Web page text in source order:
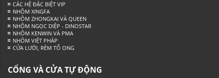
CÁC HỆ ĐẶC BIỆT VIP
NHÔM XINGFA
NHÔM ZHONGKAI VÀ QUEEN
NHÔM NGỌC DIỆP - DINOSTAR
NHÔM KENWIN VÀ PMA
NHÔM VIỆT PHÁP
CỬA LƯỚI, RÈM TỔ ONG
CỔNG VÀ CỬA TỰ ĐỘNG